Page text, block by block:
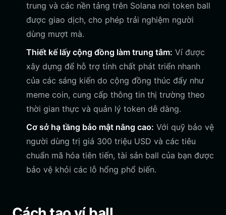
trung và các nền tảng trên Solana nơi token ball
được giao dịch, cho phép trải nghiệm người
dùng mượt mà.
Thiết kế lấy cộng đồng làm trung tâm: Ví được
xây dựng để hỗ trợ tính chất phát triển nhanh
của các sáng kiến do cộng đồng thúc đẩy như
meme coin, cung cấp thông tin thị trường theo
thời gian thực và quản lý token dễ dàng.
Cơ sở hạ tầng bảo mật nâng cao: Với quỹ bảo vệ
người dùng trị giá 300 triệu USD và các tiêu
chuẩn mã hóa tiên tiến, tài sản ball của bạn được
bảo vệ khỏi các lỗ hổng phổ biến.